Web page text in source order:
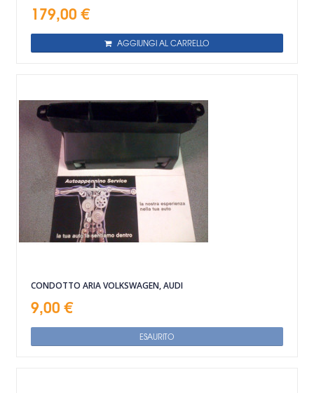
179,00 €
AGGIUNGI AL CARRELLO
CONDOTTO ARIA VOLKSWAGEN, AUDI
9,00 €
ESAURITO